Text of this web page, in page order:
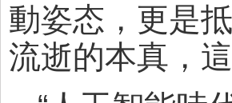
動姿态，更是
流逝的本真，